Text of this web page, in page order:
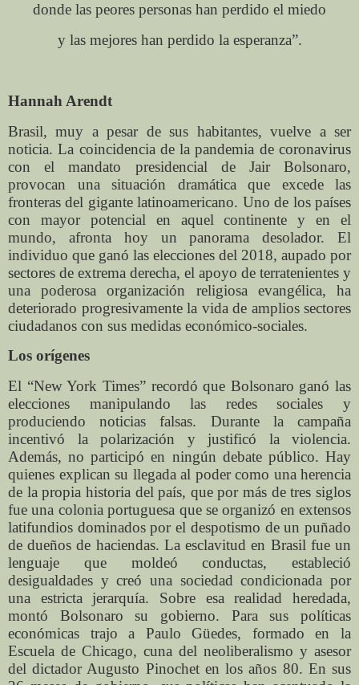
donde las peores personas han perdido el miedo
y las mejores han perdido la esperanza”.
Hannah Arendt
Brasil, muy a pesar de sus habitantes, vuelve a ser
noticia. La coincidencia de la pandemia de coronavirus
con el mandato presidencial de Jair Bolsonaro,
provocan una situación dramática que excede las
fronteras del gigante latinoamericano. Uno de los países
con mayor potencial en aquel continente y en el
mundo, afronta hoy un panorama desolador. El
individuo que ganó las elecciones del 2018, aupado por
sectores de extrema derecha, el apoyo de terratenientes y
una poderosa organización religiosa evangélica, ha
deteriorado progresivamente la vida de amplios sectores
ciudadanos con sus medidas económico-sociales.
Los orígenes
El “New York Times” recordó que Bolsonaro ganó las
elecciones manipulando las redes sociales y
produciendo noticias falsas. Durante la campaña
incentivó la polarización y justificó la violencia.
Además, no participó en ningún debate público. Hay
quienes explican su llegada al poder como una herencia
de la propia historia del país, que por más de tres siglos
fue una colonia portuguesa que se organizó en extensos
latifundios dominados por el despotismo de un puñado
de dueños de haciendas. La esclavitud en Brasil fue un
lenguaje que moldeó conductas, estableció
desigualdades y creó una sociedad condicionada por
una estricta jerarquía. Sobre esa realidad heredada,
montó Bolsonaro su gobierno. Para sus políticas
económicas trajo a Paulo Güedes, formado en la
Escuela de Chicago, cuna del neoliberalismo y asesor
del dictador Augusto Pinochet en los años 80. En sus